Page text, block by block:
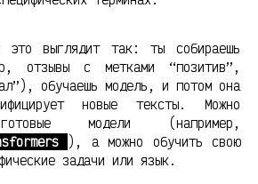
это выглядит так: ты собираешь
отзывы с метками “позитив”,
обучаешь модель, и потом она
новые тексты. Можно
модели (например,
), а можно обучить свою
задачи или язык.